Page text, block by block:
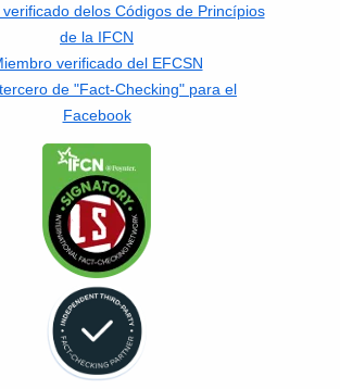
delos Códigos de Princípios
de la IFCN
verificado del EFCSN
de "Fact-Checking" para el
Facebook